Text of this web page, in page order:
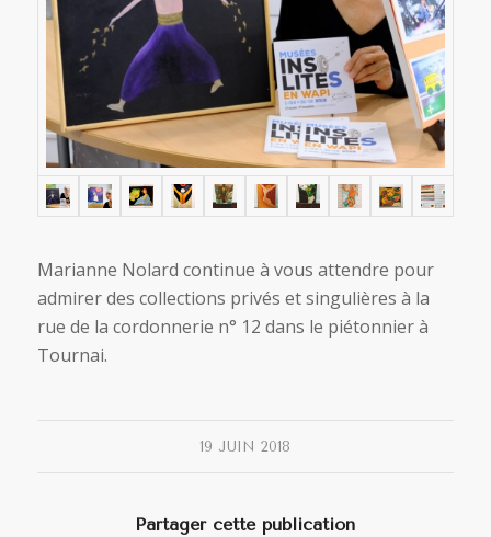
Marianne Nolard continue à vous attendre pour
admirer des collections privés et singulières à la
rue de la cordonnerie n° 12 dans le piétonnier à
Tournai.
19 JUIN 2018
Partager cette publication